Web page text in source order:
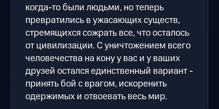
когда-то были людьми, но теперь
превратились в ужасающих существ,
стремящихся сожрать все, что осталось
от цивилизации. С уничтожением всего
человечества на кону у вас и у ваших
друзей остался единственный вариант -
принять бой с врагом, искоренить
одержимых и отвоевать весь мир.